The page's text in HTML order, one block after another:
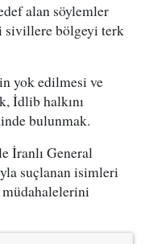
alan söylemler
sivillere bölgeyi terk
yok edilmesi ve
İdlib halkını
bulunmak.
İranlı General
suçlanan isimleri
müdahalelerini